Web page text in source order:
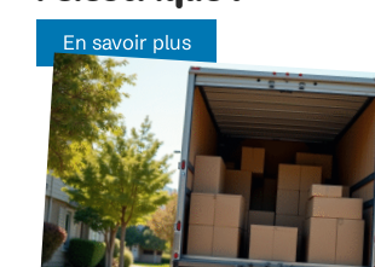
En savoir plus